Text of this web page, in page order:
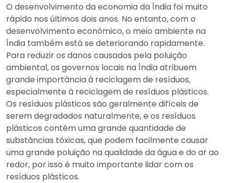
O desenvolvimento da economia da Índia foi muito
rápido nos últimos dois anos. No entanto, com o
desenvolvimento econômico, o meio ambiente na
Índia também está se deteriorando rapidamente.
Para reduzir os danos causados pela poluição
ambiental, os governos locais na Índia atribuem
grande importância à reciclagem de resíduos,
especialmente à reciclagem de resíduos plásticos.
Os resíduos plásticos são geralmente difíceis de
serem degradados naturalmente, e os resíduos
plásticos contêm uma grande quantidade de
substâncias tóxicas, que podem facilmente causar
uma grande poluição na qualidade da água e do ar ao
redor, por isso é muito importante lidar com os
resíduos plásticos.